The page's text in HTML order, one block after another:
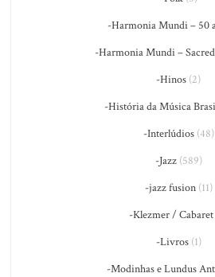
-Harmonia Mundi – 50
-Harmonia Mundi –
-Hinos (2)
-História da Música
-Interlúdios(48)
-Jazz(589)
-jazz fusion(11)
-Klezmer / Cabaret
-Livros(1)
-Modinhas e Lundus